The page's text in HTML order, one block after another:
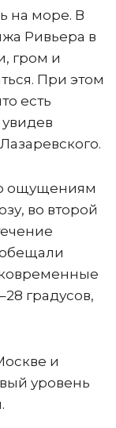
на море. В
Ривьера в
гром и
При этом
есть
ощущениям
во второй
градусов,
и
уровень